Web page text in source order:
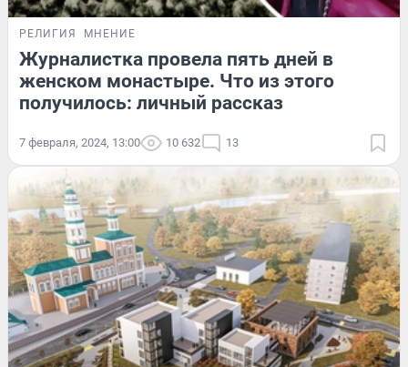
РЕЛИГИЯ МНЕНИЕ
Журналистка провела пять дней в
женском монастыре. Что из этого
получилось: личный рассказ
7 февраля, 2024, 13:00 10 632 13